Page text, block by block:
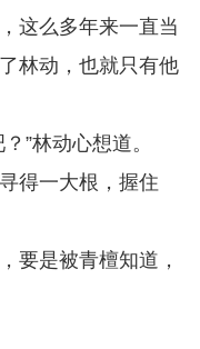
这么多年来一直当
林动，也就只有他
”林动心想道。
得一大根，握住
要是被青檀知道，